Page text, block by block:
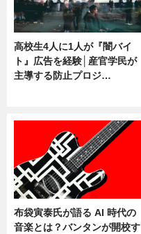
高校生4人に1人が『闇バイ
ト』広告を経験│産官学民が
主導する防止プロジ…
布袋寅泰氏が語る AI 時代の
音楽とは？バンタンが開校す